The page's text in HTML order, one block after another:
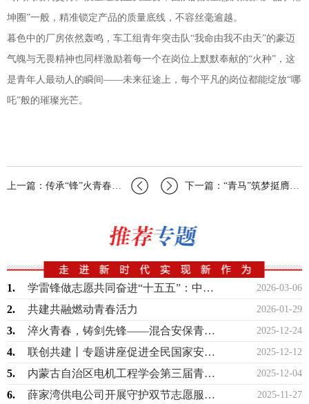
坤圈”一般，精准锁定产品的质量底线，不容丝毫逾越。
暮色中的厂房依然轰鸣，车工组青年突击队“我命由我不由天”的豪迈
气魄与无畏精神也同样激励着每一个在岗位上默默奉献的“火种”，这
是青年人最动人的瞬间——未来征途上，每个平凡的岗位都能绽放“哪
吒”般的璀璨光芒。
上一篇：传承“锋”火青春有我中国航天科工六院志愿服务活动展时代风貌 下一篇：“青马”筑梦挺膺担当｜中国航天科工六院210所第二期“青马工程”培训班顺…
2026-03-06
1. 学雷锋做志愿共同奋进“十五五”：中国航天科工六院在行动
2026-01-29
2. 共建共融燃动青春活力
2025-12-24
3. 淬火青春，铸剑先锋——混合安保青年突击队攻坚侧记
2025-12-12
4. 联创共建丨专题讲座促进全民国家安全教育走深走实
2025-12-04
5. 内蒙古自治区电机工程学会第三届青年学术演讲比赛成功举办
2025-11-27
6. 薛家湾供电公司开展守护双节志愿服务活动